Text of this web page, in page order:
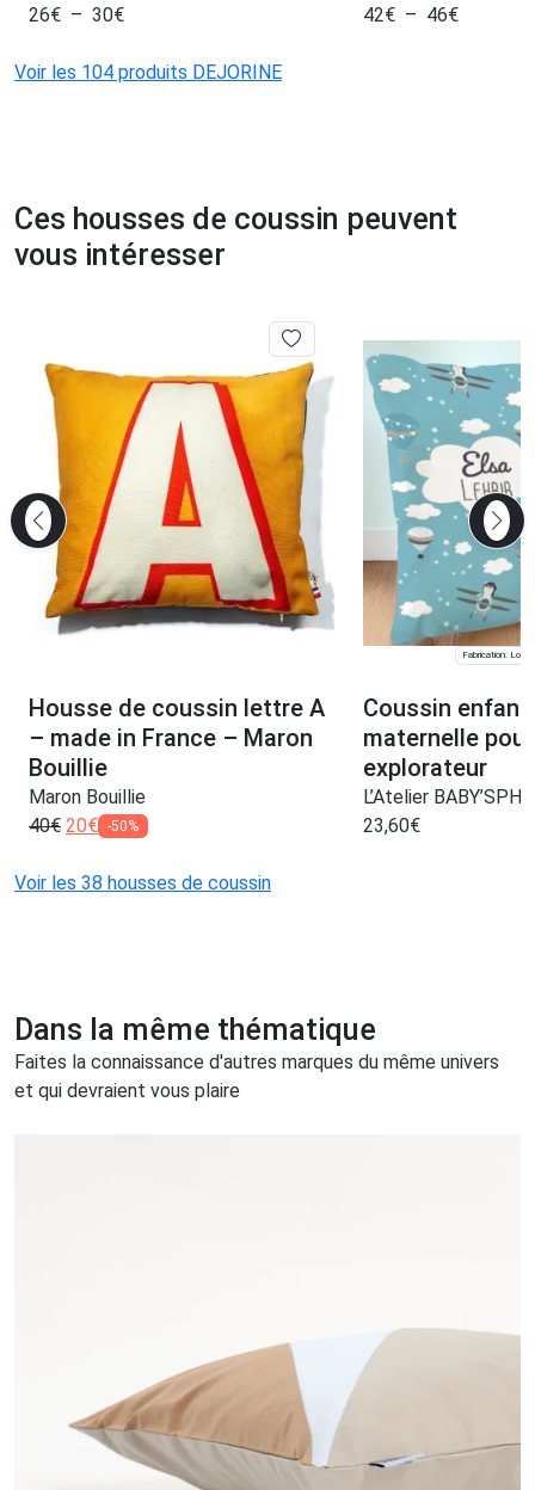
26€ – 30€
42€ – 46€
Voir les 104 produits DEJORINE
Ces housses de coussin peuvent
vous intéresser
Housse de coussin lettre A
– made in France – Maron
Bouillie
Maron Bouillie
40€ 20€ -50%
Fabrication:
Coussin
maternelle
explorateur
L’Atelier
23,60€
Voir les 38 housses de coussin
Dans la même thématique
Faites la connaissance d'autres marques du même univers
et qui devraient vous plaire